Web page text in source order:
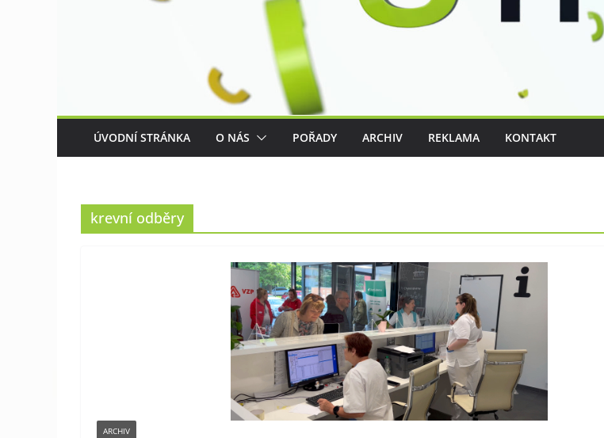
ÚVODNÍ STRÁNKA O NÁS POŘADY ARCHIV REKLAMA KONTAKT
krevní odběry
ARCHIV